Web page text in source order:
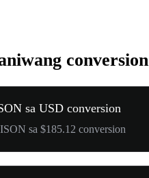
conversion
sa USD conversion
sa $185.12 conversion